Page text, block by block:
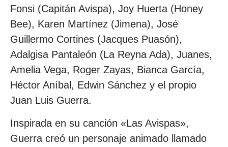
Fonsi (Capitán Avispa), Joy Huerta (Honey
Bee), Karen Martínez (Jimena), José
Guillermo Cortines (Jacques Puasón),
Adalgisa Pantaleón (La Reyna Ada), Juanes,
Amelia Vega, Roger Zayas, Bianca García,
Héctor Aníbal, Edwin Sánchez y el propio
Juan Luis Guerra.
Inspirada en su canción «Las Avispas»,
Guerra creó un personaje animado llamado